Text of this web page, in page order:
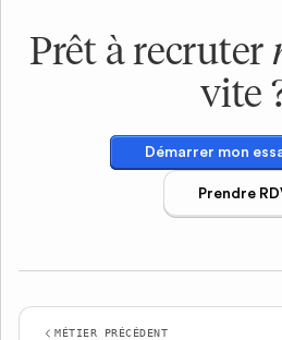
Prêt à recruter
vite
Démarrer mon
Prendre
MÉTIER PRÉCÉDENT